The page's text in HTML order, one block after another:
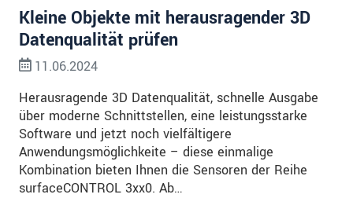
Kleine Objekte mit herausragender 3D
Datenqualität prüfen
11.06.2024
Herausragende 3D Datenqualität, schnelle Ausgabe
über moderne Schnittstellen, eine leistungsstarke
Software und jetzt noch vielfältigere
Anwendungsmöglichkeite – diese einmalige
Kombination bieten Ihnen die Sensoren der Reihe
surfaceCONTROL 3xx0. Ab…